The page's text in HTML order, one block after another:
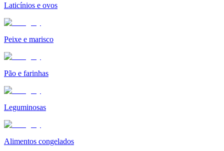
Laticínios e ovos
Peixe e marisco
Pão e farinhas
Leguminosas
Alimentos congelados